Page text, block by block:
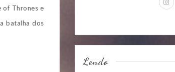
of Thrones e
batalha dos
Lendo